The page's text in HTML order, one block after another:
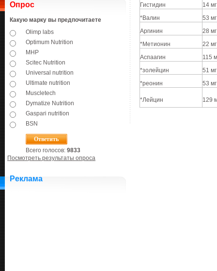
Опрос
Какую марку вы предпочитаете
Olimp labs
Optimum Nutrition
MHP
Scitec Nutrition
Universal nutrition
Ultimate nutrition
Muscletech
Dymatize Nutrition
Gaspari nutrition
BSN
Всего голосов: 9833
Посмотреть результаты опроса
Реклама
Гистидин
14 мг
*Валин
53 мг
Аргинин
28 мг
*Метионин
22 мг
Аспаагин
115
*золейцин
51 мг
*реонин
53 мг
*Лейцин 129